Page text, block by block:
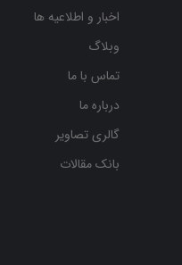
اخبار و اطلاعیه ها
وبلاگ
تماس با ما
درباره ما
گالری تصاویر
بانک مقالات